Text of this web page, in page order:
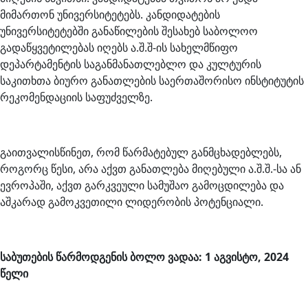
მიმართონ უნივერსიტეტებს. კანდიდატების
უნივერსიტეტებში განაწილების შესახებ საბოლოო
გადაწყვეტილებას იღებს ა.შ.შ-ის სახელმწიფო
დეპარტამენტის საგანმანათლებლო და კულტურის
საკითხთა ბიურო განათლების საერთაშორისო ინსტიტუტის
რეკომენდაციის საფუძველზე.
გაითვალისწინეთ, რომ წარმატებულ განმცხადებლებს,
როგორც წესი, არა აქვთ განათლება მიღებული ა.შ.შ.-სა ან
ევროპაში, აქვთ გარკვეული სამუშაო გამოცდილება და
აშკარად გამოკვეთილი ლიდერობის პოტენციალი.
საბუთების წარმოდგენის ბოლო ვადაა: 1 აგვისტო, 2024
წელი